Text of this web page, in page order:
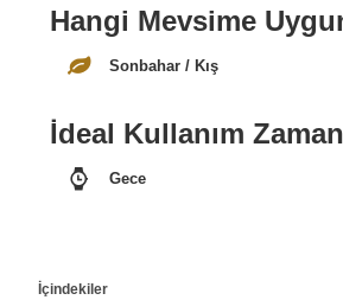
Hangi Mevsime
Sonbahar / Kış
İdeal Kullanım
Gece
İçindekiler